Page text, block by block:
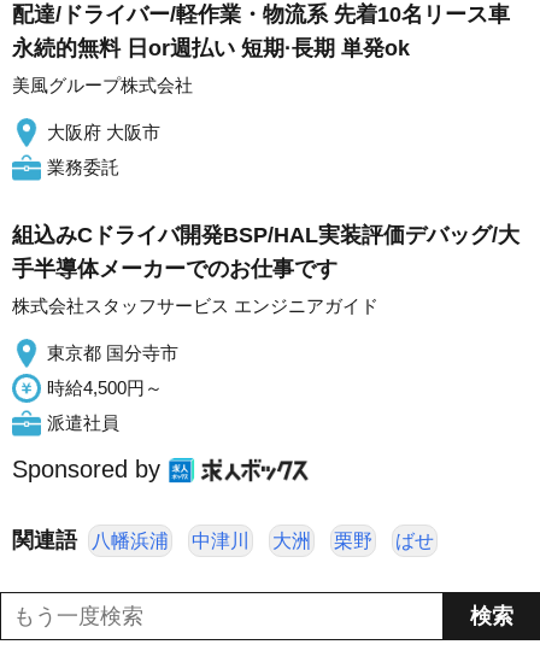
配達/ドライバー/軽作業・物流系 先着10名リース車
永続的無料 日or週払い 短期·長期 単発ok
美風グループ株式会社
大阪府 大阪市
業務委託
組込みCドライバ開発BSP/HAL実装評価デバッグ/大
手半導体メーカーでのお仕事です
株式会社スタッフサービス エンジニアガイド
東京都 国分寺市
時給4,500円～
派遣社員
Sponsored by
関連語 八幡浜浦 中津川 大洲 栗野 ばせ